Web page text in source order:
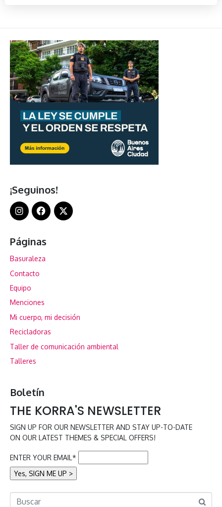
¡Seguinos!
Páginas
Basuraleza
Contacto
Equipo
Menciones
Mi cuerpo, mi decisión
Recicladoras
Taller de comunicación ambiental
Talleres
Boletín
THE KORRA'S NEWSLETTER
SIGN UP FOR OUR NEWSLETTER AND STAY UP-TO-DATE
ON OUR LATEST THEMES & SPECIAL OFFERS!
ENTER YOUR EMAIL*